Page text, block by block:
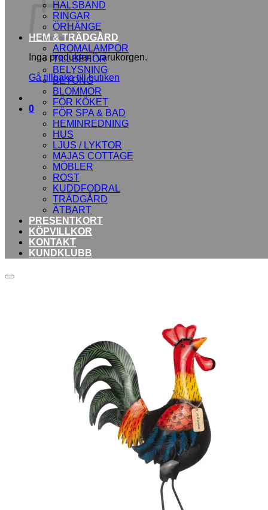
Inga produkter i varukorgen.
Gå tillbaka till butiken
0
HALSBAND
RINGAR
ÖRHÄNGE
HEM & TRÄDGÅRD
AROMALAMPOR
TILLBEHÖR
BELYSNING
BETONG
BLOMMOR
FÖR KÖKET
FÖR SPA & BAD
HEMINREDNING
HUS
LJUS / LYKTOR
MAJAS COTTAGE
MÖBLER
ROST
KUDDFODRAL
TRÄDGÅRD
ÄTBART
PRESENTKORT
KÖPVILLKOR
KONTAKT
KUNDKLUBB